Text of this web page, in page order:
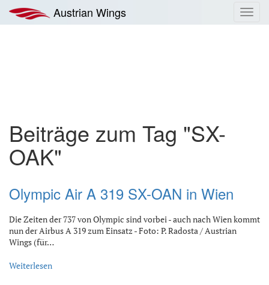
Inhalt
springen
Austrian Wings
Beiträge zum Tag "SX-
OAK"
Olympic Air A 319 SX-OAN in Wien
Die Zeiten der 737 von Olympic sind vorbei - auch nach Wien kommt
nun der Airbus A 319 zum Einsatz - Foto: P. Radosta / Austrian
Wings (für…
Weiterlesen